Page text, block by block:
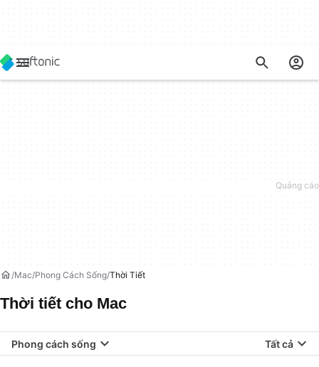
Mac Phong Cách Sống Thời Tiết
Thời tiết cho Mac
Phong cách sống Tất cả